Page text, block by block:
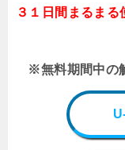
３１日間まるま
※無料期間中の